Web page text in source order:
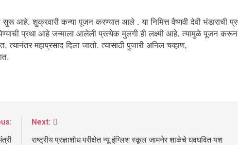
सुरू आहे. शुक्रवारी कन्या पूजन करण्यात आले . या निमित्त वैष्णवी देवी
प्रथा आहे जन्माला आलेली प्रत्येक मुलगी ही लक्ष्मी आहे. त्यामुळे पूजन
महाप्रसाद दिला जातो. त्यासाठी पुजारी अनिल चव्हाण,
Next:
राष्ट्रीय प्रज्ञाशोध परीक्षेत न्यू इंग्लिश स्कूल जामनेर शाळेचे घवघवित यश